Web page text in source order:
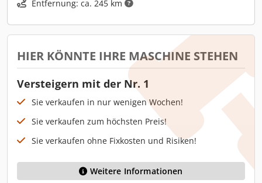
Entfernung: ca. 245 km
HIER KÖNNTE IHRE MASCHINE STEHEN
Versteigern mit der Nr. 1
Sie verkaufen in nur wenigen Wochen!
Sie verkaufen zum höchsten Preis!
Sie verkaufen ohne Fixkosten und Risiken!
Weitere Informationen